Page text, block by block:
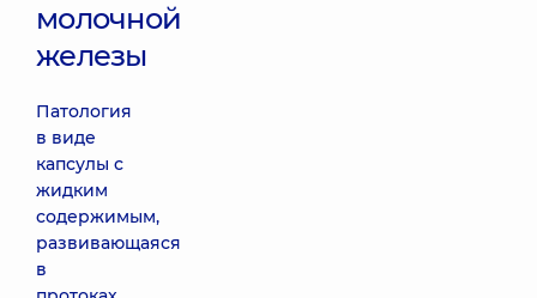
молочной
железы
Патология
в виде
капсулы с
жидким
содержимым,
развивающаяся
в